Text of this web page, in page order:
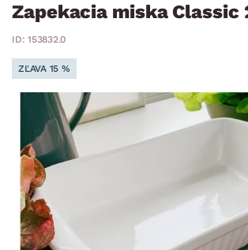
Zapekacia miska Classic
ID: 153832.0
ZĽAVA 15 %